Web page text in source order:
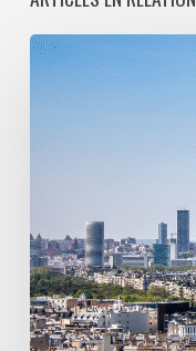
Paris
La
Défense
consultation
pour
l’entretien
et
la
valorisation